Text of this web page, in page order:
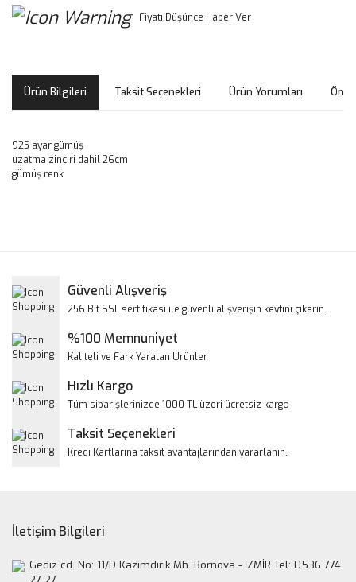
Fiyatı Düşünce Haber Ver
Ürün Bilgileri Taksit Seçenekleri Ürün Yorumları
925 ayar gümüş
uzatma zinciri dahil 26cm
gümüş renk
Yorum Yaz
Ürün resmi kalitesiz, bozuk veya görüntülenemiyor.
Ürün bilgilerinde hatalar bulunuyor.
Bu ürüne benzer farklı alternatifler olmalı.
Güvenli Alışveriş
256 Bit SSL sertifikası ile güvenli alışverişin keyfini çıkarın.
%100 Memnuniyet
Kaliteli ve Fark Yaratan Ürünler
Hızlı Kargo
Tüm siparişlerinizde 1000 TL üzeri ücretsiz kargo
Taksit Seçenekleri
Kredi Kartlarına taksit avantajlarından yararlanın.
İletişim Bilgileri
Gediz cd. No: 11/D Kazımdirik Mh. Bornova - İZMİR Tel: 0536 774